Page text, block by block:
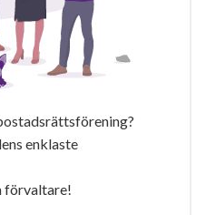
enklaste
förvaltare!